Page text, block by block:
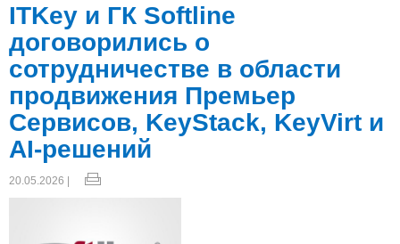
ITKey и ГК Softline
договорились о
сотрудничестве в области
продвижения Премьер
Сервисов, KeyStack, KeyVirt и
AI-решений
20.05.2026 |